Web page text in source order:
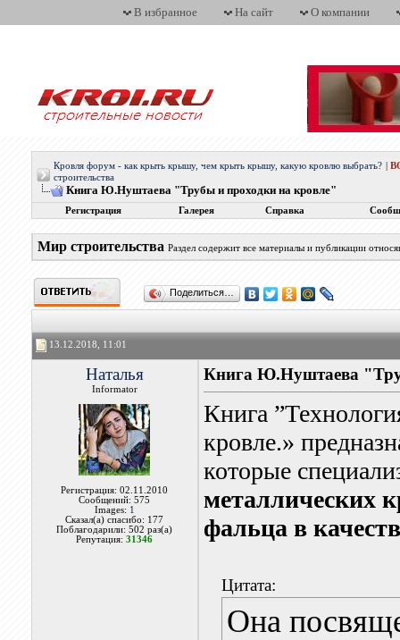
В избранное На сайт О компании
Кровля форум - как крыть крышу, чем крыть крышу, какую кровлю выбрать?
строительства
Книга Ю.Нуштаева "Трубы и проходки на кровле"
Регистрация Галерея Справка
Мир строительства Раздел содержит все материалы и публикации
Поделиться…
13.12.2018, 11:01
Наталья
Informator
Регистрация: 02.11.2010
Сообщений: 575
Images: 1
Сказал(а) спасибо: 177
Поблагодарили: 502 раз(а)
Репутация:31346
Книга Ю.Нуштаева
Книга
кровле.»
которые
металлических
фальца в
Цитата:
Она